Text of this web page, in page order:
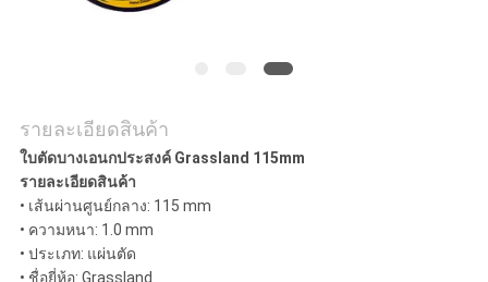
รายละเอียดสินค้า
ใบตัดบางเอนกประสงค์ Grassland 115mm
รายละเอียดสินค้า
• เส้นผ่านศูนย์กลาง: 115 mm
• ความหนา: 1.0 mm
• ประเภท: แผ่นตัด
• ชื่อยี่ห้อ: Grassland